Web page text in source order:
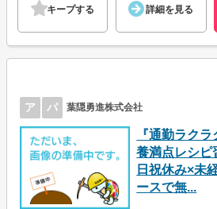
キープする 詳細を見る
ア パ 葉隠勇進株式会社
『通勤ラク
養満点レシピ
日祝休み×未
ースで無...